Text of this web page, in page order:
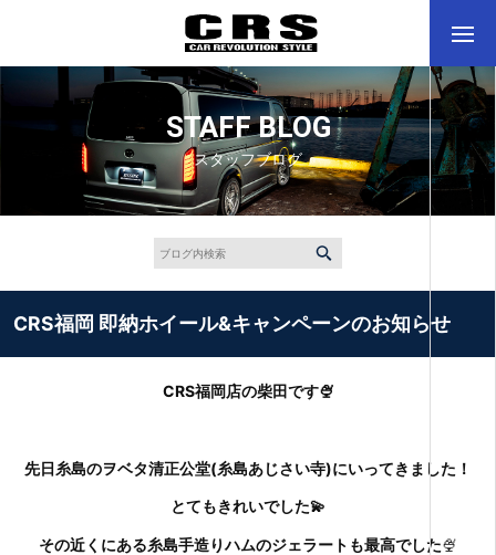
STAFF BLOG
スタッフブログ
CRS福岡 即納ホイール&キャンペーンのお知らせ
CRS福岡店の柴田です🍨
先日糸島のヲベタ清正公堂(糸島あじさい寺)にいってきました！
とてもきれいでした💫
その近くにある糸島手造りハムのジェラートも最高でした🍨